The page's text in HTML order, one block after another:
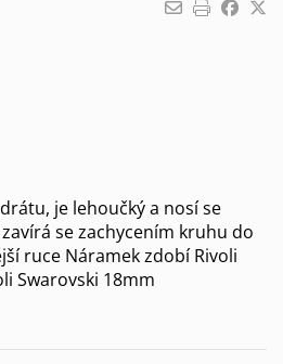
je lehoučký a nosí se
se zachycením kruhu do
ruce Náramek zdobí Rivoli
Swarovski 18mm